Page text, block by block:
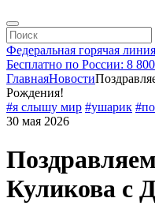
Федеральная горячая
Бесплатно по России: 8
ГлавнаяНовости
Рождения!
#я слышу мир #ушарик
30 мая 2026
Куликова с